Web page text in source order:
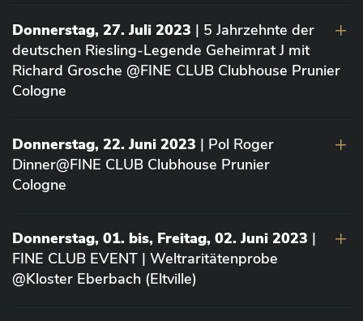
Donnerstag, 27. Juli 2023 | 5 Jahrzehnte der
deutschen Riesling-Legende Geheimrat J mit
Richard Grosche @FINE CLUB Clubhouse Prunier
Cologne
Donnerstag, 22. Juni 2023 | Pol Roger
Dinner@FINE CLUB Clubhouse Prunier
Cologne
Donnerstag, 01. bis, Freitag, 02. Juni 2023 |
FINE CLUB EVENT | Weltraritätenprobe
@Kloster Eberbach (Eltville)